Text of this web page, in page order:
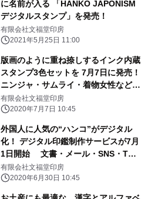
に名前が入る 「HANKO JAPONISM
デジタルスタンプ」を発売！
有限会社文福堂印房
2021年5月25日 11:00
版画のように重ね捺しするインク内蔵
スタンプ3色セットを 7月7日に発売！
ニンジャ・サムライ・着物女性など絵
柄は10種類
有限会社文福堂印房
2020年7月7日 10:45
外国人に人気の“ハンコ”がデジタル
化！ デジタル印鑑制作サービスが7月
1日開始 文書・メール・SNS・Tシ
ャツなどに使用可能、海外からも注文
OK
有限会社文福堂印房
2020年6月30日 10:45